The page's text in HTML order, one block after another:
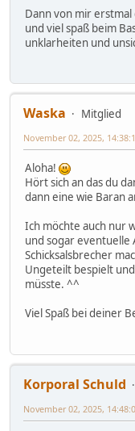
Dann von mir
und viel spaß beim
unklarheiten und
Waska
Mitglied
November 02, 2025,
Aloha!
Hört sich an das du
dann eine wie Baran
Ich möchte auch nur
und sogar eventuelle
Schicksalsbrecher
Ungeteilt bespielt
müsste. ^^
Viel Spaß bei deiner
Korporal Schuld
November 02, 2025,